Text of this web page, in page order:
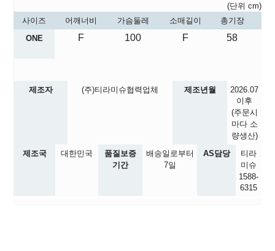
(단위 cm)
사이즈
어깨너비 가슴둘레 소매길이
총기장
ONE
F 100 F 58
제조자 (주)티라미슈협력업체 제조년월
2026.07
이후
(주문시
마다 소
량생산)
제조국
대한민국
품질보증
기간
배송일로부터
7일
AS담당
티라
미슈
1588-
6315